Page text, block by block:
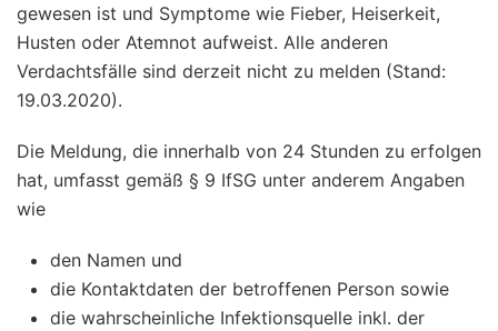
gewesen ist und Symptome wie Fieber, Heiserkeit,
Husten oder Atemnot aufweist. Alle anderen
Verdachtsfälle sind derzeit nicht zu melden (Stand:
19.03.2020).
Die Meldung, die innerhalb von 24 Stunden zu erfolgen
hat, umfasst gemäß § 9 IfSG unter anderem Angaben
wie
den Namen und
die Kontaktdaten der betroffenen Person sowie
die wahrscheinliche Infektionsquelle inkl. der